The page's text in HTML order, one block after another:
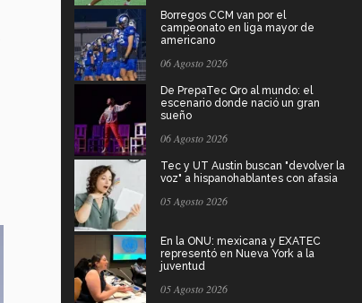
Borregos CCM van por el
campeonato en liga mayor de
americano
06 Agosto 2026
De PrepaTec Qro al mundo: el
escenario donde nació un gran
sueño
06 Agosto 2026
Tec y UT Austin buscan "devolver la
voz" a hispanohablantes con afasia
05 Agosto 2026
En la ONU: mexicana y EXATEC
representó en Nueva York a la
juventud
05 Agosto 2026